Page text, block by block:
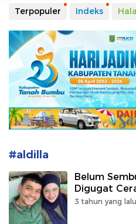
Terpopuler Indeks
#aldilla
Belum
Digugat
3 tahun yang lalu